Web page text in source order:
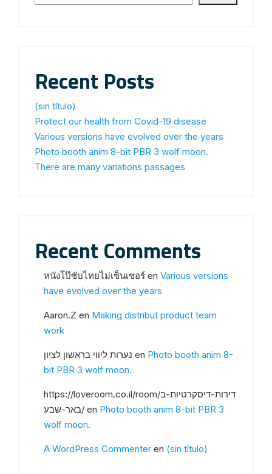
Recent Posts
(sin título)
Protect our health from Covid-19 disease
Various versions have evolved over the years
Photo booth anim 8-bit PBR 3 wolf moon.
There are many variations passages
Recent Comments
หนังโป๊ซับไทยไม่เซ็นเซอร์ en Various versions
have evolved over the years
Aaron.Z en Making distribut product team
work
נערות ליווי בראשון לציון en Photo booth anim 8-
bit PBR 3 wolf moon.
https://loveroom.co.il/room/דירות-דיסקרטיות-ב
באר-שבע/ en Photo booth anim 8-bit PBR 3
wolf moon.
A WordPress Commenter en (sin título)